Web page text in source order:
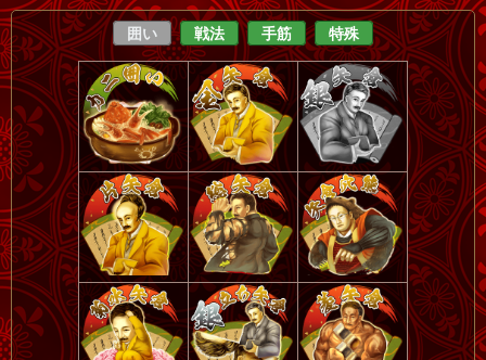
囲い 戦法 手筋 特殊